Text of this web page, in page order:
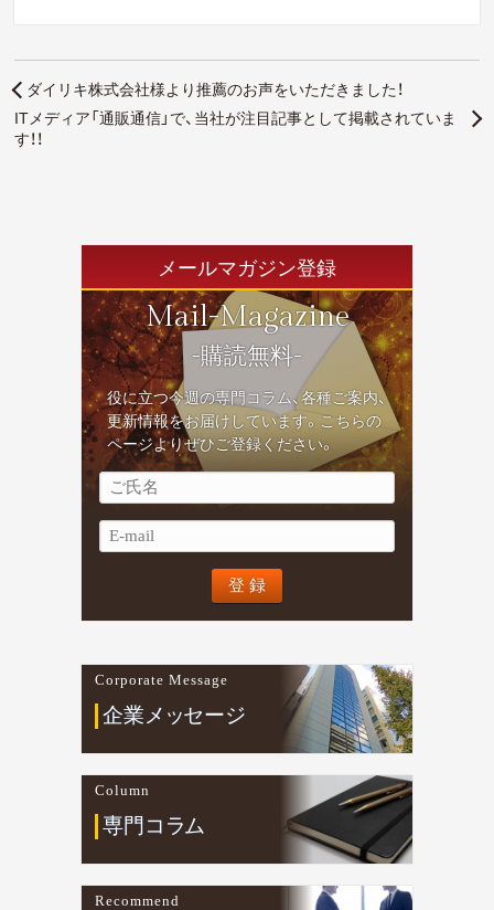
ダイリキ株式会社様より推薦のお声をいただきました！
ITメディア「通販通信」で、当社が注目記事として掲載されていま
す！！
メールマガジン登録
Mail-Magazine
-購読無料-
役に立つ今週の専門コラム、各種ご案内、
更新情報をお届けしています。こちらの
ページよりぜひご登録ください。
Corporate Message
企業メ ッセージ
Column
専門コ ラム
Recommend